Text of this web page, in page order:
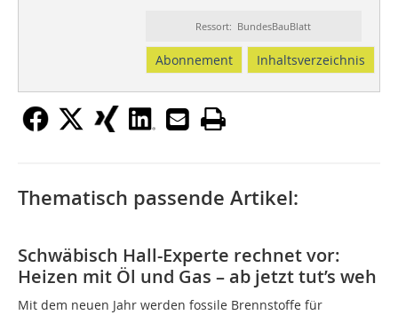
Ressort: BundesBauBlatt
Abonnement Inhaltsverzeichnis
Thematisch passende Artikel:
Schwäbisch Hall-Experte rechnet vor:
Heizen mit Öl und Gas – ab jetzt tut’s weh
Mit dem neuen Jahr werden fossile Brennstoffe für